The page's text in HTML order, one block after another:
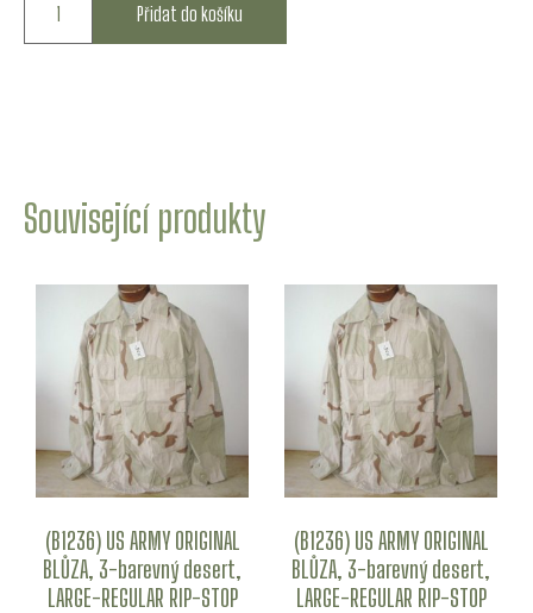
Přidat do košíku
Související produkty
(B1236) US ARMY ORIGINAL
BLŮZA, 3-barevný desert,
LARGE-REGULAR RIP-STOP
(B1236) US ARMY ORIGINAL
BLŮZA, 3-barevný desert,
LARGE-REGULAR RIP-STOP